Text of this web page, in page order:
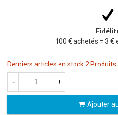
100 € achetés = 3 €
Derniers articles en stock2 Produits
- +
Ajouter